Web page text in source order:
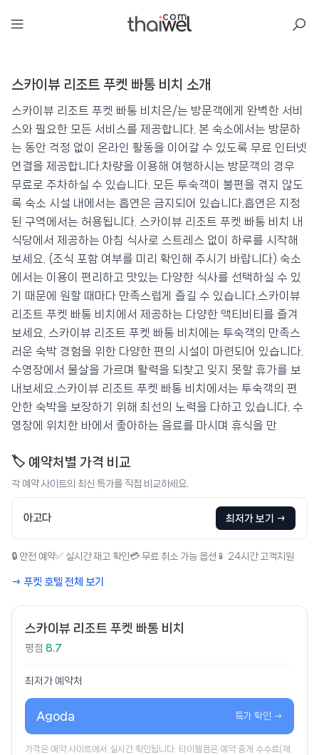
스카이뷰 리조트 푸켓 빠통 비치
📍 푸켓★★★★ ⭐ 8.7
💰 최저가 확인 · 예약하기
스카이뷰 리조트 푸켓 빠통 비치 소개
스카이뷰 리조트 푸켓 빠통 비치은/는 방문객에게 완벽한 서비
스와 필요한 모든 서비스를 제공합니다. 본 숙소에서는 방문하
는 동안 걱정 없이 온라인 활동을 이어갈 수 있도록 무료 인터넷
연결을 제공합니다.차량을 이용해 여행하시는 방문객의 경우
무료로 주차하실 수 있습니다. 모든 투숙객이 불편을 겪지 않도
록 숙소 시설 내에서는 흡연은 금지되어 있습니다.흡연은 지정
된 구역에서는 허용됩니다. 스카이뷰 리조트 푸켓 빠통 비치 내
식당에서 제공하는 아침 식사로 스트레스 없이 하루를 시작해
보세요. (조식 포함 여부를 미리 확인해 주시기 바랍니다) 숙소
에서는 이용이 편리하고 맛있는 다양한 식사를 선택하실 수 있
기 때문에 원할 때마다 만족스럽게 즐길 수 있습니다.스카이뷰
리조트 푸켓 빠통 비치에서 제공하는 다양한 액티비티를 즐겨
보세요. 스카이뷰 리조트 푸켓 빠통 비치에는 투숙객의 만족스
러운 숙박 경험을 위한 다양한 편의 시설이 마련되어 있습니다.
수영장에서 물살을 가르며 활력을 되찾고 잊지 못할 휴가를 보
내보세요.스카이뷰 리조트 푸켓 빠통 비치에서는 투숙객의 편
안한 숙박을 보장하기 위해 최선의 노력을 다하고 있습니다. 수
영장에 위치한 바에서 좋아하는 음료를 마시며 휴식을 만
🏷️ 예약처별 가격 비교
각 예약 사이트의 최신 특가를 직접 비교하세요.
아고다 최저가 보기 →
🔒 안전 예약✅ 실시간 재고 확인 💳 무료 취소 가능 옵션 📱 24시간 고객지원
→ 푸켓 호텔 전체 보기
스카이뷰 리조트 푸켓 빠통 비치
평점 8.7
최저가 예약처
Agoda 특가 확인 →
가격은 예약 사이트에서 실시간 확인됩니다. 타이웰컴은 예약 중개 수수료(제